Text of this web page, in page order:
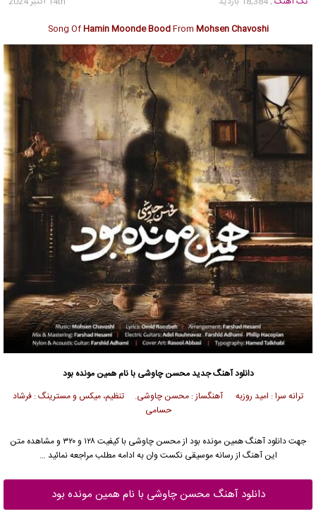
Song OfHamin Moonde BoodFrom Mohsen Chavoshi
دانلود آهنگ جدیدمحسن چاوشی با نام همین مونده بود
ترانه سرا : امید روزبه آهنگساز : محسن چاوشی. تنظیم، میکس و مسترینگ : فرشاد
حسامی
جهت دانلود آهنگ همین مونده بود ازمحسن چاوشی
با کیفیت ۱۲۸ و ۳۲۰ و مشاهده متن
این آهنگ از رسانه موسیقی نکست وان به ادامه مطلب مراجعه نمائید …
دانلود آهنگ محسن چاوشی با نام همین مونده بود